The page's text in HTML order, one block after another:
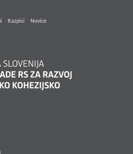
Razpisi Novice